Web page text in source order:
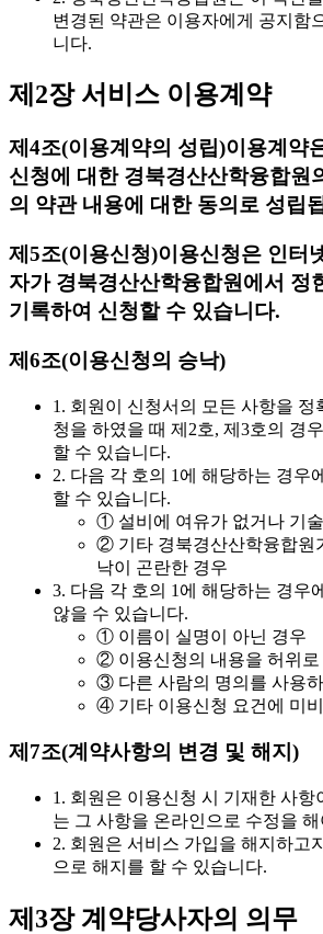
변경된 약관은 이용자에게 공지함
니다.
제2장 서비스 이용계약
제4조(이용계약의 성립)이용계약
신청에 대한 경북경산산학융합원
의 약관 내용에 대한 동의로 성립
제5조(이용신청)이용신청은 인터
자가 경북경산산학융합원에서 정
기록하여 신청할 수 있습니다.
제6조(이용신청의 승낙)
1. 회원이 신청서의 모든 사항을 정
청을 하였을 때 제2호, 제3호의 경
할 수 있습니다.
2. 다음 각 호의 1에 해당하는 경우
할 수 있습니다.
① 설비에 여유가 없거나 기
② 기타 경북경산산학융합원
낙이 곤란한 경우
3. 다음 각 호의 1에 해당하는 경우
않을 수 있습니다.
① 이름이 실명이 아닌 경우
② 이용신청의 내용을 허위로
③ 다른 사람의 명의를 사용
④ 기타 이용신청 요건에 미
제7조(계약사항의 변경 및 해지)
1. 회원은 이용신청 시 기재한 사항
는 그 사항을 온라인으로 수정을
2. 회원은 서비스 가입을 해지하고
으로 해지를 할 수 있습니다.
제3장 계약당사자의 의무